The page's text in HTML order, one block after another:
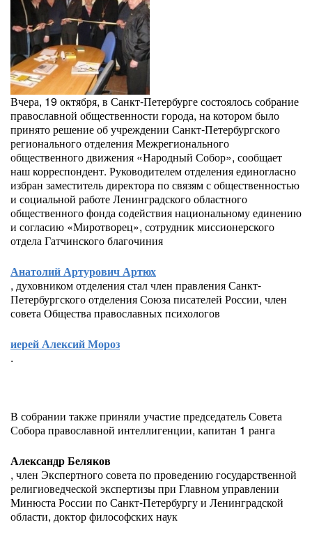
Вчера, 19 октября, в Санкт-Петербурге состоялось собрание
православной общественности города, на котором было
принято решение об учреждении Санкт-Петербургского
регионального отделения Межрегионального
общественного движения «Народный Собор», сообщает
наш корреспондент. Руководителем отделения единогласно
избран заместитель директора по связям с общественностью
и социальной работе Ленинградского областного
общественного фонда содействия национальному единению
и согласию «Миротворец», сотрудник миссионерского
отдела Гатчинского благочиния
Анатолий Артурович Артюх
, духовником отделения стал член правления Санкт-
Петербургского отделения Союза писателей России, член
совета Общества православных психологов
иерей Алексий Мороз
.
В собрании также приняли участие председатель Совета
Собора православной интеллигенции, капитан 1 ранга
Александр Беляков
, член Экспертного совета по проведению государственной
религиоведческой экспертизы при Главном управлении
Минюста России по Санкт-Петербургу и Ленинградской
области, доктор философских наук